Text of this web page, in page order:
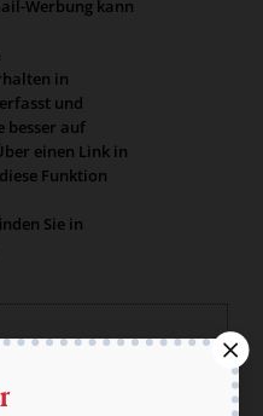
Werbung kann
in
und
besser auf
einen Link in
Funktion
Sie in